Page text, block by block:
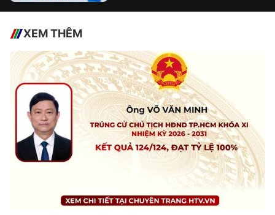
XEM THÊM